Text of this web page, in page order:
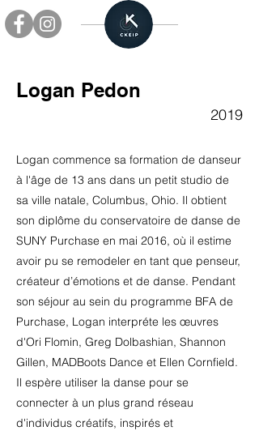
Logan Pedon
2019
Logan commence sa formation de danseur
à l'âge de 13 ans dans un petit studio de
sa ville natale, Columbus, Ohio. Il obtient
son diplôme du conservatoire de danse de
SUNY Purchase en mai 2016, où il estime
avoir pu se remodeler en tant que penseur,
créateur d’émotions et de danse. Pendant
son séjour au sein du programme BFA de
Purchase, Logan interpréte les œuvres
d'Ori Flomin, Greg Dolbashian, Shannon
Gillen, MADBoots Dance et Ellen Cornfield.
Il espère utiliser la danse pour se
connecter à un plus grand réseau
d'individus créatifs, inspirés et